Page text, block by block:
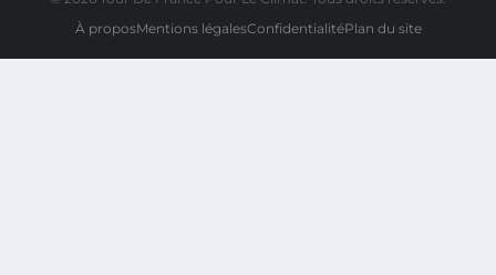
À proposMentions légalesConfidentialitéPlan du site